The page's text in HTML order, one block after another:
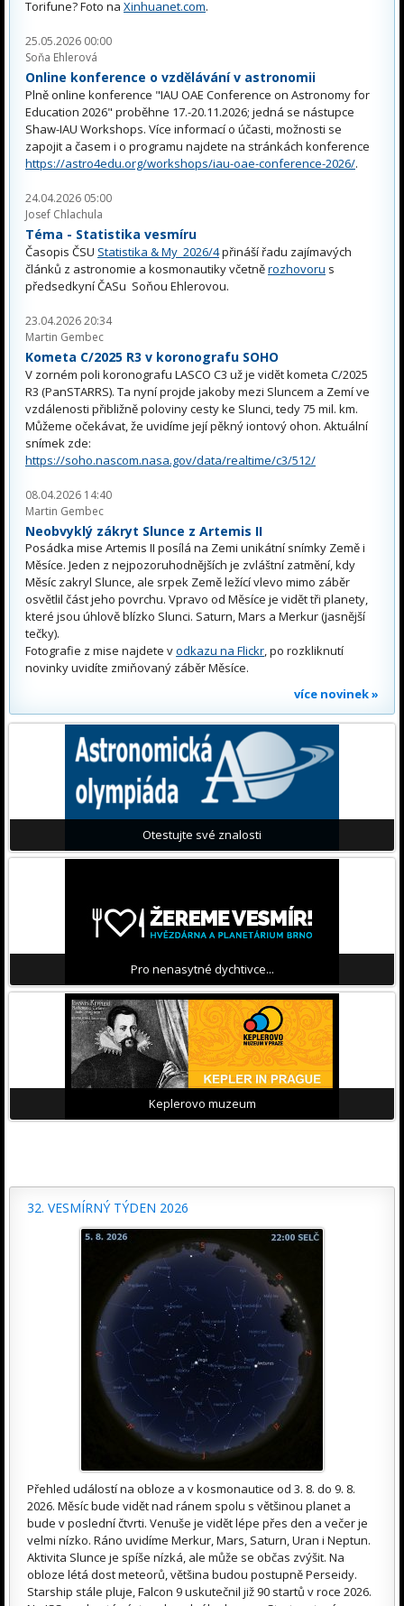
Torifune? Foto na Xinhuanet.com.
25.05.2026 00:00
Soňa Ehlerová
Online konference o vzdělávání v astronomii
Plně online konference "IAU OAE Conference on Astronomy for
Education 2026" proběhne 17.-20.11.2026; jedná se nástupce
Shaw-IAU Workshops. Více informací o účasti, možnosti se
zapojit a časem i o programu najdete na stránkách konference
https://astro4edu.org/workshops/iau-oae-conference-2026/.
24.04.2026 05:00
Josef Chlachula
Téma - Statistika vesmíru
Časopis ČSU Statistika & My 2026/4přináší řadu zajímavých
článků z astronomie a kosmonautiky včetněrozhovoru s
předsedkyní ČASu Soňou Ehlerovou.
23.04.2026 20:34
Martin Gembec
Kometa C/2025 R3 v koronografu SOHO
V zorném poli koronografu LASCO C3 už je vidět kometa C/2025
R3 (PanSTARRS). Ta nyní projde jakoby mezi Sluncem a Zemí ve
vzdálenosti přibližně poloviny cesty ke Slunci, tedy 75 mil. km.
Můžeme očekávat, že uvidíme její pěkný iontový ohon. Aktuální
snímek zde:
https://soho.nascom.nasa.gov/data/realtime/c3/512/
08.04.2026 14:40
Martin Gembec
Neobvyklý zákryt Slunce z Artemis II
Posádka mise Artemis II posílá na Zemi unikátní snímky Země i
Měsíce. Jeden z nejpozoruhodnějších je zvláštní zatmění, kdy
Měsíc zakryl Slunce, ale srpek Země ležící vlevo mimo záběr
osvětlil část jeho povrchu. Vpravo od Měsíce je vidět tři planety,
které jsou úhlově blízko Slunci. Saturn, Mars a Merkur (jasnější
tečky).
Fotografie z mise najdete vodkazu na Flickr, po rozkliknutí
novinky uvidíte zmiňovaný záběr Měsíce.
více novinek »
Otestujte své znalosti
Pro nenasytné dychtivce...
Keplerovo muzeum
32. VESMÍRNÝ TÝDEN 2026
Přehled událostí na obloze a v kosmonautice od 3. 8. do 9. 8.
2026. Měsíc bude vidět nad ránem spolu s většinou planet a
bude v poslední čtvrti. Venuše je vidět lépe přes den a večer je
velmi nízko. Ráno uvidíme Merkur, Mars, Saturn, Uran i Neptun.
Aktivita Slunce je spíše nízká, ale může se občas zvýšit. Na
obloze létá dost meteorů, většina budou postupně Perseidy.
Starship stále pluje, Falcon 9 uskutečnil již 90 startů v roce 2026.